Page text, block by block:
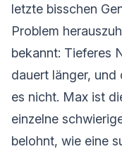
letzte bisschen
Problem
bekannt: Tieferes
dauert länger, und
es nicht. Max ist
einzelne
belohnt, wie eine